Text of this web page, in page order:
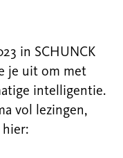
in SCHUNCK
je uit om met
intelligentie.
vol lezingen,
hier: